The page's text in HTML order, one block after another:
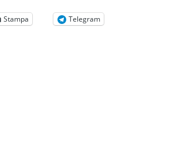
Stampa
Telegram